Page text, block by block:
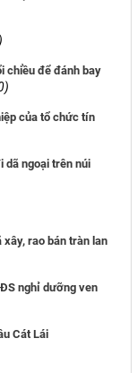
chiều để đánh bay
của tổ chức tín
dã ngoại trên núi
rao bán tràn lan
nghỉ dưỡng ven
Cát Lái